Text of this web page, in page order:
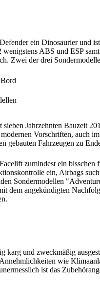
ein Dinosaurier und
wenigstens ABS und ESP
Zwei der drei
Jahrzehnten Bauzeit
Vorschriften, auch
gebauten Fahrzeugen zu
zumindest ein
ein, Airbags
Sondermodellen
dem angekündigten
karg und zweckmäßig
wie
ist das